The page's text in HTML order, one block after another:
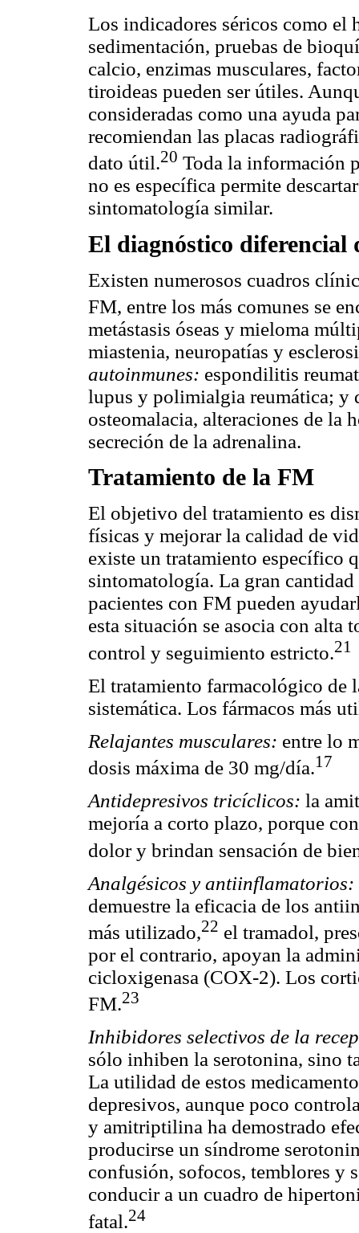
Los indicadores séricos como el
sedimentación, pruebas de
calcio, enzimas musculares,
tiroideas pueden ser útiles.
consideradas como una ayuda
recomiendan las placas
dato útil.20 Toda la información
no es específica permite
sintomatología similar.
El diagnóstico diferencial
Existen numerosos cuadros
FM, entre los más comunes se
metástasis óseas y mieloma
miastenia, neuropatías y
autoinmunes: espondilitis
lupus y polimialgia reumática; y
osteomalacia, alteraciones de la
secreción de la adrenalina.
Tratamiento de la FM
El objetivo del tratamiento es
físicas y mejorar la calidad de
existe un tratamiento específico
sintomatología. La gran
pacientes con FM pueden
esta situación se asocia con alta
control y seguimiento estricto.21
El tratamiento farmacológico de
sistemática. Los fármacos más
Relajantes musculares: entre lo
dosis máxima de 30 mg/día.17
Antidepresivos tricíclicos: la
mejoría a corto plazo, porque
dolor y brindan sensación de
Analgésicos y antiinflamatorios:
demuestre la eficacia de los
más utilizado,22 el tramadol,
por el contrario, apoyan la
cicloxigenasa (COX-2). Los
FM.23
Inhibidores selectivos de la
sólo inhiben la serotonina, sino
La utilidad de estos
depresivos, aunque poco
y amitriptilina ha demostrado
producirse un síndrome
confusión, sofocos, temblores y
conducir a un cuadro de
fatal.24